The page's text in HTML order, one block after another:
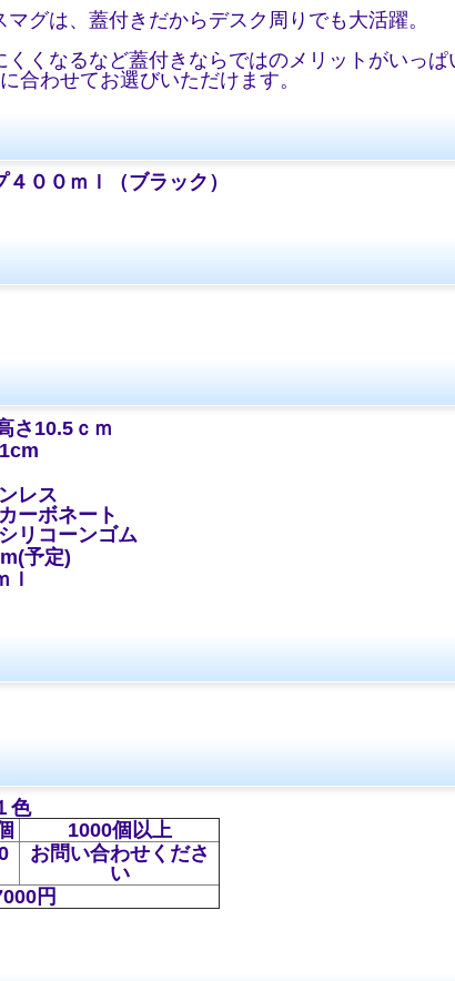
グは、蓋付きだからデスク周りでも大活躍。
くなるなど蓋付きならではのメリットがいっ
合わせてお選びいただけます。
００ｍｌ（ブラック）
さ10.5ｃｍ
レス
ーボネート
リコーンゴム
予定)
色
1000個以上
お問い合わせくださ
い
円